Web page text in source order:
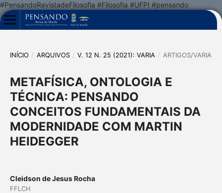
#PensandoRevistadeFilosofia #Filosofia #UFPI #pensando
INÍCIO / ARQUIVOS / V. 12 N. 25 (2021): VARIA / ARTIGOS/VARIA
METAFÍSICA, ONTOLOGIA E
TÉCNICA: PENSANDO
CONCEITOS FUNDAMENTAIS DA
MODERNIDADE COM MARTIN
HEIDEGGER
Cleidson de Jesus Rocha
FFLCH